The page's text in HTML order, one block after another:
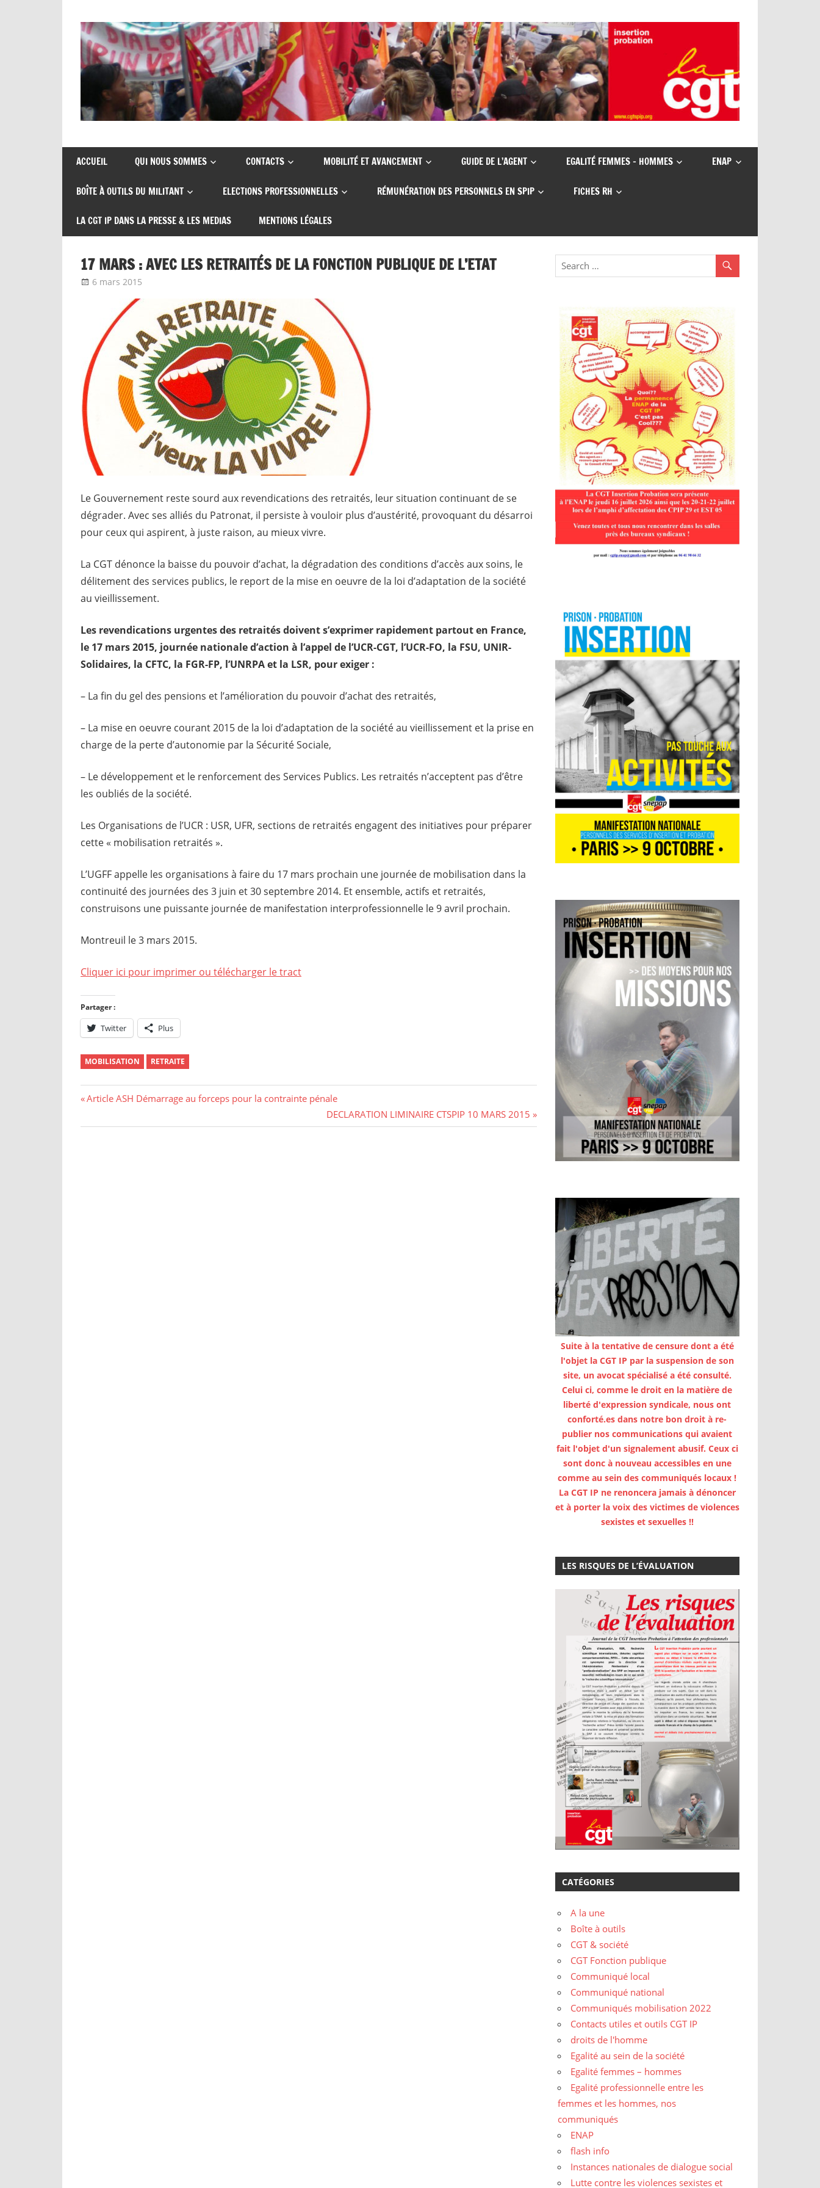
content
CGT
insertion
probation
de
syndicats
insertion
ACCUEIL QUI NOUS SOMMES CONTACTS MOBILITÉ ET AVANCEMENT GUIDE DE L’AGENT EGALITÉ FEMMES – HOMMES ENAP
BOÎTE À OUTILS DU MILITANT ELECTIONS PROFESSIONNELLES RÉMUNÉRATION DES PERSONNELS EN SPIP FICHES RH
LA CGT IP DANS LA PRESSE & LES MEDIAS MENTIONS LÉGALES
17 MARS : AVEC LES RETRAITÉS DE LA FONCTION PUBLIQUE DE L’ETAT
6 mars 2015
Le Gouvernement reste sourd aux revendications des retraités, leur situation continuant de se
dégrader. Avec ses alliés du Patronat, il persiste à vouloir plus d’austérité, provoquant du désarroi
pour ceux qui aspirent, à juste raison, au mieux vivre.
La CGT dénonce la baisse du pouvoir d’achat, la dégradation des conditions d’accès aux soins, le
délitement des services publics, le report de la mise en oeuvre de la loi d’adaptation de la société
au vieillissement.
Les revendications urgentes des retraités doivent s’exprimer rapidement partout en France,
le 17 mars 2015, journée nationale d’action à l’appel de l’UCR-CGT, l’UCR-FO, la FSU, UNIR-
Solidaires, la CFTC, la FGR-FP, l’UNRPA et la LSR, pour exiger :
– La fin du gel des pensions et l’amélioration du pouvoir d’achat des retraités,
– La mise en oeuvre courant 2015 de la loi d’adaptation de la société au vieillissement et la prise en
charge de la perte d’autonomie par la Sécurité Sociale,
– Le développement et le renforcement des Services Publics. Les retraités n’acceptent pas d’être
les oubliés de la société.
Les Organisations de l’UCR : USR, UFR, sections de retraités engagent des initiatives pour préparer
cette « mobilisation retraités ».
L’UGFF appelle les organisations à faire du 17 mars prochain une journée de mobilisation dans la
continuité des journées des 3 juin et 30 septembre 2014. Et ensemble, actifs et retraités,
construisons une puissante journée de manifestation interprofessionnelle le 9 avril prochain.
Montreuil le 3 mars 2015.
Cliquer ici pour imprimer ou télécharger le tract
Partager :
Twitter Plus
MOBILISATION RETRAITE
Navigation
de
Previous
Article ASH Démarrage au forceps pour la contrainte pénale
Next
Post:
DECLARATION LIMINAIRE CTSPIP 10 MARS 2015
Suite à la tentative de censure dont a été
l'objet la CGT IP par la suspension de son
site, un avocat spécialisé a été consulté.
Celui ci, comme le droit en la matière de
liberté d'expression syndicale, nous ont
conforté.es dans notre bon droit à re-
publier nos communications qui avaient
fait l'objet d'un signalement abusif. Ceux ci
sont donc à nouveau accessibles en une
comme au sein des communiqués locaux !
La CGT IP ne renoncera jamais à dénoncer
et à porter la voix des victimes de violences
sexistes et sexuelles !!
LES RISQUES DE L’ÉVALUATION
CATÉGORIES
A la une
Boîte à outils
CGT & société
CGT Fonction publique
Communiqué local
Communiqué national
Communiqués mobilisation 2022
Contacts utiles et outils CGT IP
droits de l'homme
Egalité au sein de la société
Egalité femmes – hommes
Egalité professionnelle entre les
femmes et les hommes, nos
communiqués
ENAP
flash info
Instances nationales de dialogue social
Lutte contre les violences sexistes et